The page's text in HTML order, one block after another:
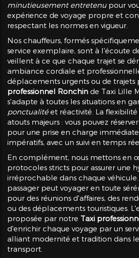
minutieusement entretenupour
expérience de voyage propre et
respectant les normes en vigueur.
Nos chauffeurs, formés
service exemplaire, sont à l'écoute
veillent à ce que chaque trajet se
ambiance cordiale et
déplacements urgents ou de trajets
professionnel Ronchin de Taxi Lille
s'adapte à toutes les situations en
ponctualitéet réactivité. La flexibilité
atouts majeurs : vous pouvez
pour une prise en charge
impératifs, avec un suivi en temps
En complément, nous mettons en
protocoles stricts pour assurer une
irréprochable dans chaque véhicule.
passager peut voyager en toute
pour des réunions d'affaires, des
ou des déplacements touristiques.
proposée par notre Taxi
d'enrichir chaque voyage par un
alliant modernité et tradition dans
transport.